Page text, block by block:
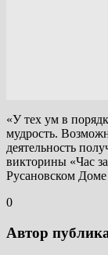
«У тех ум в
мудрость.
деятельность
викторины «Час
Русановском Доме
0
Автор